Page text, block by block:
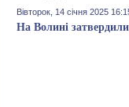
Вівторок, 14 січня 2025
На Волині затвердили